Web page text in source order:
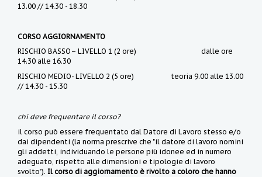
13.00 // 14.30 - 18.30
CORSO AGGIORNAMENTO
RISCHIO BASSO– LIVELLO 1 (2 ore) dalle ore
14.30 alle 16.30
RISCHIO MEDIO- LIVELLO 2 (5 ore) teoria 9.00 alle 13.00
// 14.30 - 15.30
chi deve frequentare il corso?
il corso può essere frequentato dal Datore di Lavoro stesso e/o
dai dipendenti (la norma prescrive che "il datore di lavoro nomini
gli addetti, individuando le persone più idonee ed in numero
adeguato, rispetto alle dimensioni e tipologie di lavoro
svolto"). Il corso di aggiornamento è rivolto a coloro che hanno